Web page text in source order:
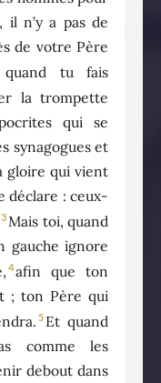
il n’y a pas de
de votre Père
quand tu fais
la trompette
qui se
synagogues et
gloire qui vient
déclare : ceux-
3 Mais toi, quand
gauche ignore
4afin que ton
; ton Père qui
5 Et quand
comme les
debout dans